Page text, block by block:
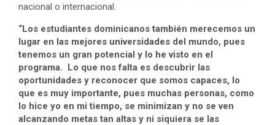
nacional o internacional.
“Los estudiantes dominicanos también merecemos un
lugar en las mejores universidades del mundo, pues
tenemos un gran potencial y lo he visto en el
programa. Lo que nos falta es descubrir las
oportunidades y reconocer que somos capaces, lo
que es muy importante, pues muchas personas, como
lo hice yo en mi tiempo, se minimizan y no se ven
alcanzando metas tan altas y ni siquiera se las